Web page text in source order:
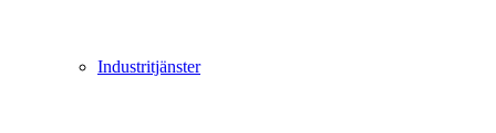
Industritjänster